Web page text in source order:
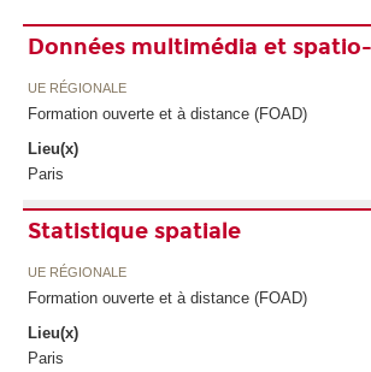
Données multimédia et
UE RÉGIONALE
Formation ouverte et à distance (FOAD)
Lieu(x)
Paris
Statistique spatiale
UE RÉGIONALE
Formation ouverte et à distance (FOAD)
Lieu(x)
Paris